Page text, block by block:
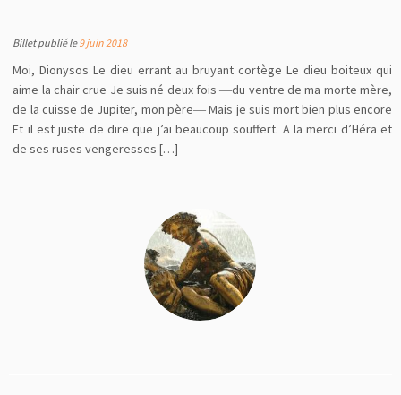
Billet publié le9 juin 2018
Moi, Dionysos Le dieu errant au bruyant cortège Le dieu boiteux qui
aime la chair crue Je suis né deux fois ―du ventre de ma morte mère,
de la cuisse de Jupiter, mon père― Mais je suis mort bien plus encore
Et il est juste de dire que j’ai beaucoup souffert. A la merci d’Héra et
de ses ruses vengeresses […]